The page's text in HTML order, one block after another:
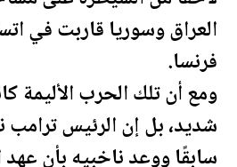
العراقوسورياقاربت في
فرنسا.
ومع أن تلك الحرب الأليمة
شديد، بل إن الرئيسترامب
سابقًا ووعد ناخبيه بأن